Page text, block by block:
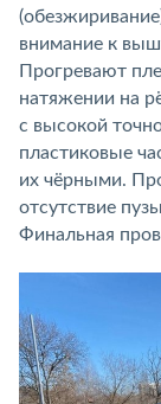
внимание к
Прогревают
натяжении на
с высокой
пластиковые
их чёрными.
отсутствие
Финальная